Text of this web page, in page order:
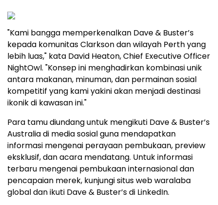
"Kami bangga memperkenalkan Dave & Buster’s
kepada komunitas Clarkson dan wilayah Perth yang
lebih luas," kata David Heaton, Chief Executive Officer
NightOwl. "Konsep ini menghadirkan kombinasi unik
antara makanan, minuman, dan permainan sosial
kompetitif yang kami yakini akan menjadi destinasi
ikonik di kawasan ini."
Para tamu diundang untuk mengikuti Dave & Buster’s
Australia di media sosial guna mendapatkan
informasi mengenai perayaan pembukaan, preview
eksklusif, dan acara mendatang. Untuk informasi
terbaru mengenai pembukaan internasional dan
pencapaian merek, kunjungi situs web waralaba
global dan ikuti Dave & Buster’s di LinkedIn.